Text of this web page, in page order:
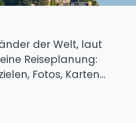
der Welt, laut
Reiseplanung:
Fotos, Karten…